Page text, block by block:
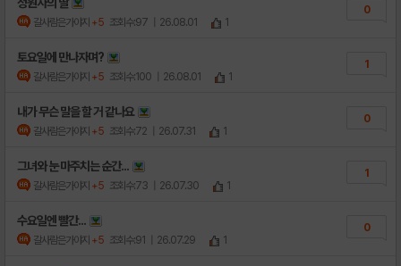
갈사람은가야지 +5 조회수:97 | 26.08.01 1
0
토요일에 만나자며?
갈사람은가야지 +5 조회수:100 | 26.08.01 1
1
내가 무슨 말을 할 거 같나요
갈사람은가야지 +5 조회수:72 | 26.07.31 1
0
그녀와 눈 마주치는 순간...
갈사람은가야지 +5 조회수:73 | 26.07.30 1
1
수요일엔 빨간...
갈사람은가야지 +5 조회수:91 | 26.07.29 1
0